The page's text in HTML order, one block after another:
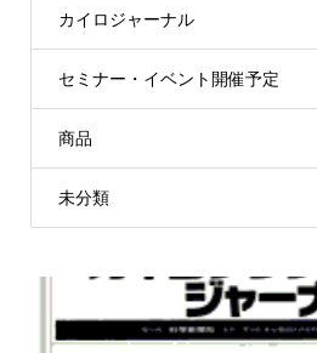
カイロジャーナル
セミナー・イベント開催予定
商品
未分類